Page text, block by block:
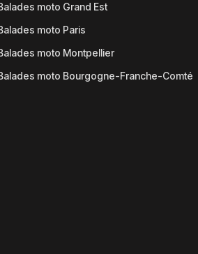
moto Grand Est
moto Paris
moto Montpellier
moto Bourgogne-Franche-Comté